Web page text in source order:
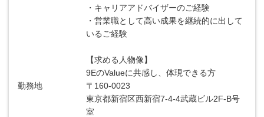
・キャリアアドバイザーのご経験
・営業職として高い成果を継続的に出して
いるご経験
【求める人物像】
9EのValueに共感し、体現できる方
勤務地
〒160-0023
東京都新宿区西新宿7-4-4武蔵ビル2F-B号
室